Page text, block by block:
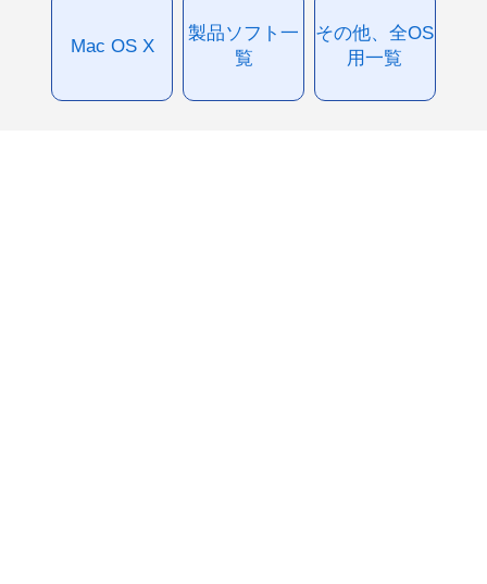
Mac OS X
製品ソフト一
覧
その他、全OS
用一覧